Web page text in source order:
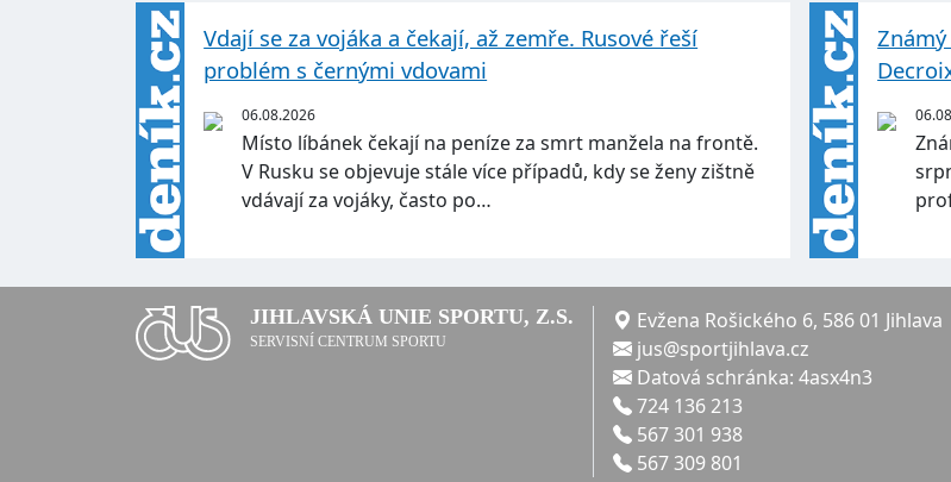
Vdají se za vojáka a čekají, až zemře. Rusové řeší
problém s černými vdovami
06.08.2026
Místo líbánek čekají na peníze za smrt manžela na frontě.
V Rusku se objevuje stále více případů, kdy se ženy zištně
vdávají za vojáky, často po…
JIHLAVSKÁ UNIE SPORTU, Z.S.
SERVISNÍ CENTRUM SPORTU
Evžena Rošického 6, 586 01 Jihlava
jus@sportjihlava.cz
Datová schránka: 4asx4n3
724 136 213
567 301 938
567 309 801